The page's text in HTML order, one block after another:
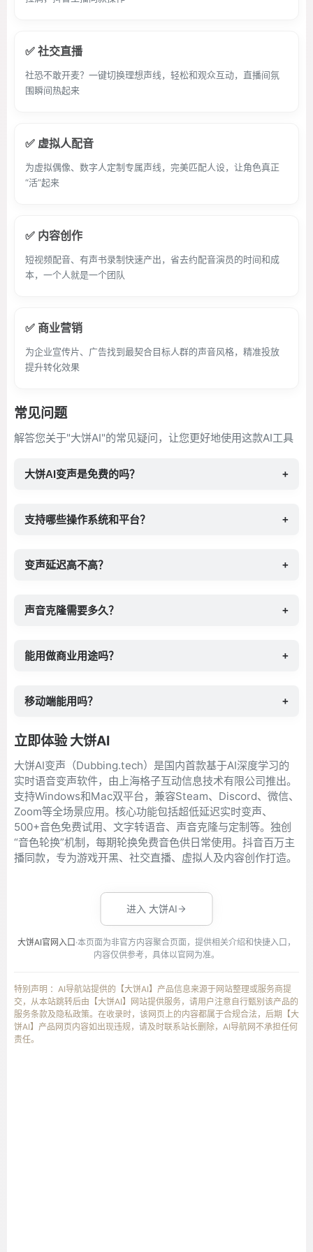
✅ 社交直播
社恐不敢开麦？一键切换理想声线，轻松和观众互动，直播间氛
围瞬间热起来
✅ 虚拟人配音
为虚拟偶像、数字人定制专属声线，完美匹配人设，让角色真正
“活”起来
✅ 内容创作
短视频配音、有声书录制快速产出，省去约配音演员的时间和成
本，一个人就是一个团队
✅ 商业营销
为企业宣传片、广告找到最契合目标人群的声音风格，精准投放
提升转化效果
常见问题
解答您关于"大饼AI"的常见疑问，让您更好地使用这款AI工具
大饼AI变声是免费的吗？ +
支持哪些操作系统和平台？ +
变声延迟高不高？ +
声音克隆需要多久？ +
能用做商业用途吗？ +
移动端能用吗？ +
立即体验 大饼AI
大饼AI变声（Dubbing.tech）是国内首款基于AI深度学习的
实时语音变声软件，由上海格子互动信息技术有限公司推出。
支持Windows和Mac双平台，兼容Steam、Discord、微信、
Zoom等全场景应用。核心功能包括超低延迟实时变声、
500+音色免费试用、文字转语音、声音克隆与定制等。独创
“音色轮换”机制，每期轮换免费音色供日常使用。抖音百万主
播同款，专为游戏开黑、社交直播、虚拟人及内容创作打造。
进入 大饼AI
大饼AI官网入口 ·本页面为非官方内容聚合页面，提供相关介绍和快捷入口，
内容仅供参考，具体以官网为准。
特别声明 ：AI导航站提供的【大饼AI】产品信息来源于网站整理或服务商提
交，从本站跳转后由【大饼AI】网站提供服务，请用户注意自行甄别该产品的
服务条款及隐私政策。在收录时，该网页上的内容都属于合规合法，后期【大
饼AI】产品网页内容如出现违规，请及时联系站长删除，AI导航网不承担任何
责任。